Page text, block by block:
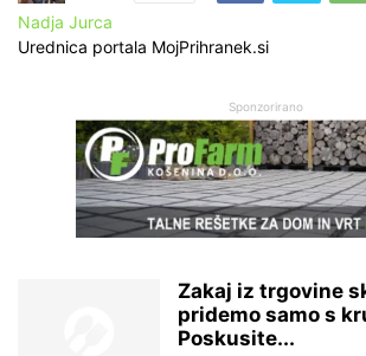
Nadja Jurca
Urednica portala MojPrihranek.si
Sponzorirano
Zakaj iz trgovine
pridemo samo s
Poskusite...